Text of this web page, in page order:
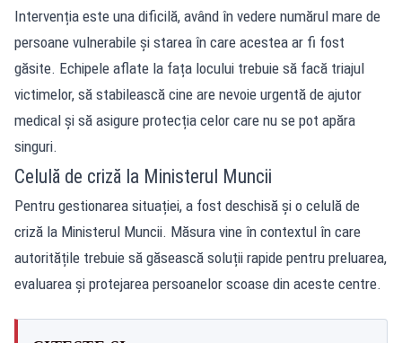
Intervenția este una dificilă, având în vedere numărul mare de
persoane vulnerabile și starea în care acestea ar fi fost
găsite. Echipele aflate la fața locului trebuie să facă triajul
victimelor, să stabilească cine are nevoie urgentă de ajutor
medical și să asigure protecția celor care nu se pot apăra
singuri.
Celulă de criză la Ministerul Muncii
Pentru gestionarea situației, a fost deschisă și o celulă de
criză la Ministerul Muncii. Măsura vine în contextul în care
autoritățile trebuie să găsească soluții rapide pentru preluarea,
evaluarea și protejarea persoanelor scoase din aceste centre.